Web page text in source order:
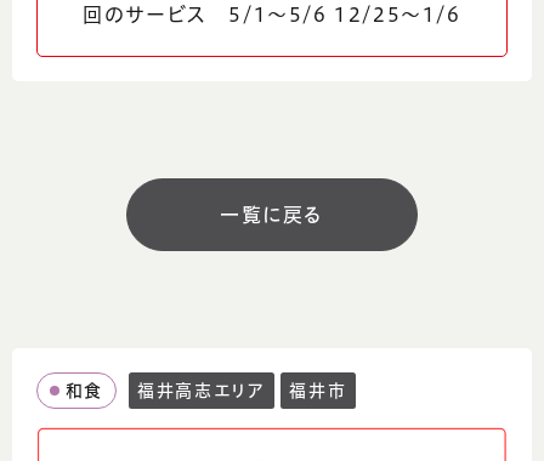
定休日
不定休
日本海の幸をお召し上がりいただけます。冬場
は越前ガニ、セイコガニ等三国港とれとれの
回のサービス 5/1～5/6 12/25～1/6
一覧に戻る
和食 福井高志エリア 福井市